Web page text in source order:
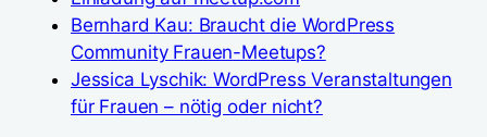
Bernhard Kau: Braucht die WordPress
Community Frauen-Meetups?
Jessica Lyschik: WordPress Veranstaltungen
für Frauen – nötig oder nicht?